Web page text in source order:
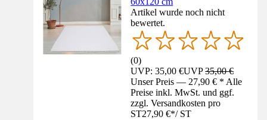
Artikel wurde noch nicht
bewertet.
(0)
UVP: 35,00 €UVP35,00 €
Unser Preis — 27,90 € * Alle
Preise inkl. MwSt. und ggf.
zzgl. Versandkosten pro
ST27,90 €*/ ST